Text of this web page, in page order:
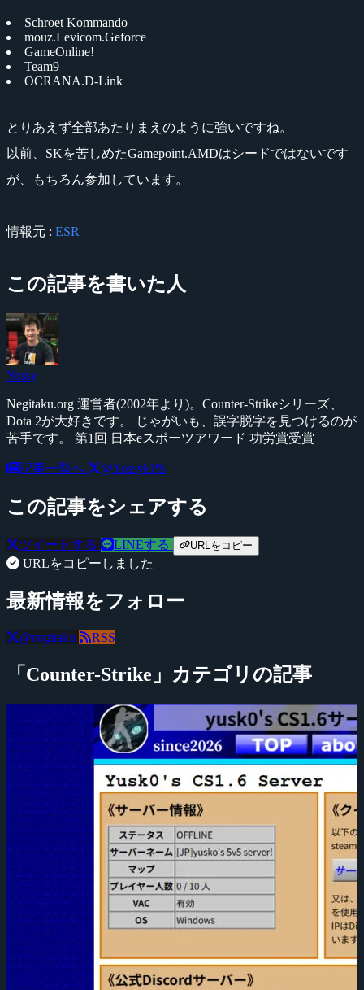
Schroet Kommando
mouz.Levicom.Geforce
GameOnline!
Team9
OCRANA.D-Link
とりあえず全部あたりまえのように強いですね。
以前、SKを苦しめたGamepoint.AMDはシードではないです
が、もちろん参加しています。
情報元 : ESR
この記事を書いた人
Yossy
Negitaku.org 運営者(2002年より)。Counter-Strikeシリーズ、
Dota 2が大好きです。 じゃがいも、誤字脱字を見つけるのが
苦手です。 第1回 日本eスポーツアワード 功労賞受賞
記事一覧へ @YossyFPS
この記事をシェアする
ツイートする LINEする URLをコピー
URLをコピーしました
最新情報をフォロー
@negitaku RSS
「Counter-Strike」カテゴリの記事